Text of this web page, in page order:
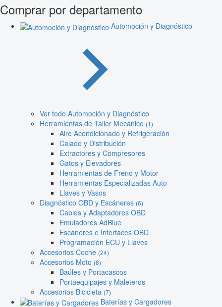
Comprar por departamento
Automoción y Diagnóstico
Ver todo Automoción y Diagnóstico
Herramientas de Taller Mecánico (1)
Aire Acondicionado y Refrigeración
Calado y Distribución
Extractores y Compresores
Gatos y Elevadores
Herramientas de Freno y Motor
Herramientas Especializadas Auto
Llaves y Vasos
Diagnóstico OBD y Escáneres (6)
Cables y Adaptadores OBD
Emuladores AdBlue
Escáneres e Interfaces OBD
Programación ECU y Llaves
Accesorios Coche (24)
Accesorios Moto (8)
Baúles y Portacascos
Portaequipajes y Maleteros
Accesorios Bicicleta (7)
Baterías y Cargadores